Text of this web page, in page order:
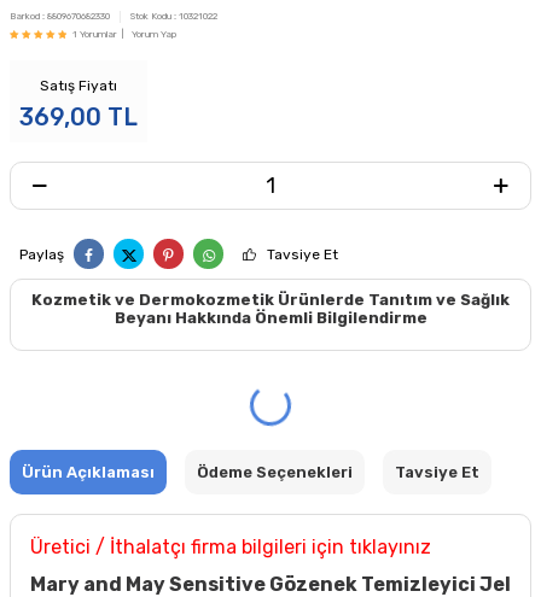
Barkod : 8809670682330 Stok Kodu : 10321022
1 Yorumlar |
Yorum Yap
Satış Fiyatı
369,00 TL
Paylaş Tavsiye Et
Kozmetik ve Dermokozmetik Ürünlerde Tanıtım ve Sağlık
Beyanı Hakkında Önemli Bilgilendirme
Ürün Açıklaması Ödeme Seçenekleri Tavsiye Et
Üretici / İthalatçı firma bilgileri için tıklayınız
Mary and May Sensitive Gözenek Temizleyici Jel